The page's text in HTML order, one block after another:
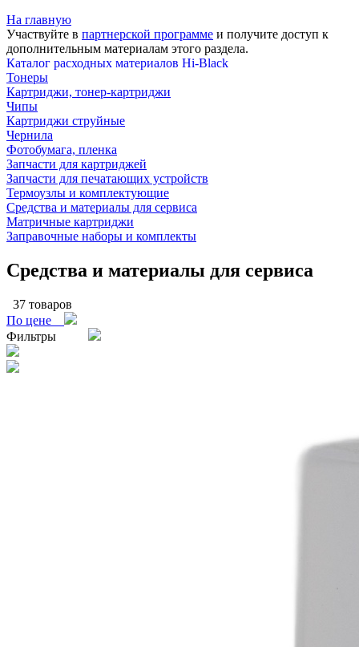
На главную
Участвуйте в партнерской программе и получите доступ к
дополнительным материалам этого раздела.
Каталог расходных материалов Hi-Black
Тонеры
Картриджи, тонер-картриджи
Чипы
Картриджи струйные
Чернила
Фотобумага, пленка
Запчасти для картриджей
Запчасти для печатающих устройств
Термоузлы и комплектующие
Средства и материалы для сервиса
Матричные картриджи
Заправочные наборы и комплекты
Средства и материалы для сервиса
37 товаров
По цене
Фильтры